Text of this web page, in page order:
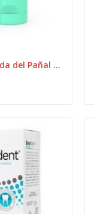
Isdin BabyNaturals Pomada del Pañal Reparadora...